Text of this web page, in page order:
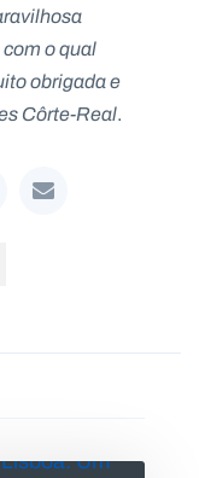
o qual
obrigada e
Côrte-Real.